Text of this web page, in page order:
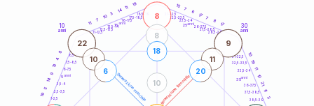
generazione maschile generazione femminile
10
anni
30
anni
1-2,5
2,5-3,5
3,5-4
6-7,5
7,5-8,5
8,5-9
11-12,5
12,5-13,5
13,5-14
16-17,5
17,5-18,5
18,5-19 21-22,5
22,5-23,5
23,5-24
26-27,5
27,5-28,5
28,5-29
31-32,5
32,5-33,5
33,5-34
36-37,5
37,5-38,5
38,5-39
19
5
14
9
13
4
8
11
7
10
3
14 11
19 15
7
6
17
7
8
17
10
19
11
10
21
11
3
8
22 9
8
18
10
10
6
11
20
5anni
15 anni 25anni
35anni